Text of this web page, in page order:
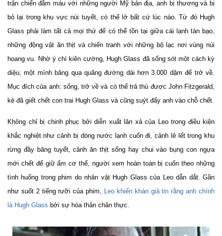
trận chiến đẫm máu với những người Mỹ bản địa, anh bị thương và bị
bỏ lại trong khu vực núi tuyết, có thể lở bất cứ lúc nào. Từ đó Hugh
Glass phải làm tất cả mọi thứ để có thể tồn tại giữa cái lạnh tàn bạo,
những động vật ăn thịt và chiến tranh với những bộ lạc nơi vùng núi
hoang vu. Nhờ ý chí kiên cường, Hugh Glass đã sống sót một cách kỳ
diệu, một mình băng qua quãng đường dài hơn 3.000 dặm để trở về.
Mục đích của anh: sống, trở về và có thể trả thù được John Fitzgerald,
kẻ đã giết chết con trai Hugh Glass và cũng suýt đẩy anh vào chỗ chết.
Không chỉ bị chinh phục bởi diễn xuất lăn xả của Leo trong điều kiện
khắc nghiệt như cảnh bị dòng nước lạnh cuốn đi, cảnh lê lết trong khu
rừng đầy băng tuyết, cảnh ăn thịt sống hay chui vào bụng con ngựa
mới chết để giữ ấm cơ thể, người xem hoàn toàn bị cuốn theo những
tình huống trong phim do nhân vật Hugh Glass của Leo dẫn dắt. Gần
như suốt 2 tiếng rưỡi của phim, Leo khiến khán giả tin rằng anh chính
là Hugh Glass bởi sự hóa thân chân thực.